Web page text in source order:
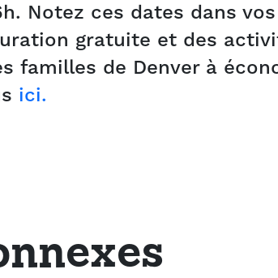
Notez ces dates dans
gratuite et des
familles de Denver à
ici.